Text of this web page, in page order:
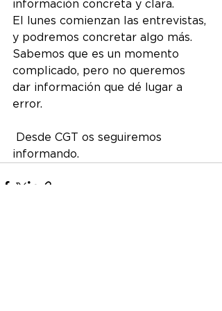
información concreta y clara.
El lunes comienzan las entrevistas,
y podremos concretar algo más.
Sabemos que es un momento
complicado, pero no queremos
dar información que dé lugar a
error.
informando.